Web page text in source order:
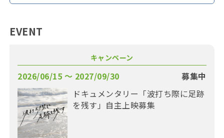
EVENT
キャンペーン
2026/06/15 〜 2027/09/30
募集中
ドキュメンタリー「波打ち際に足跡
を残す」自主上映募集